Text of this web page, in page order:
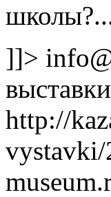
]]>
выставки
http://